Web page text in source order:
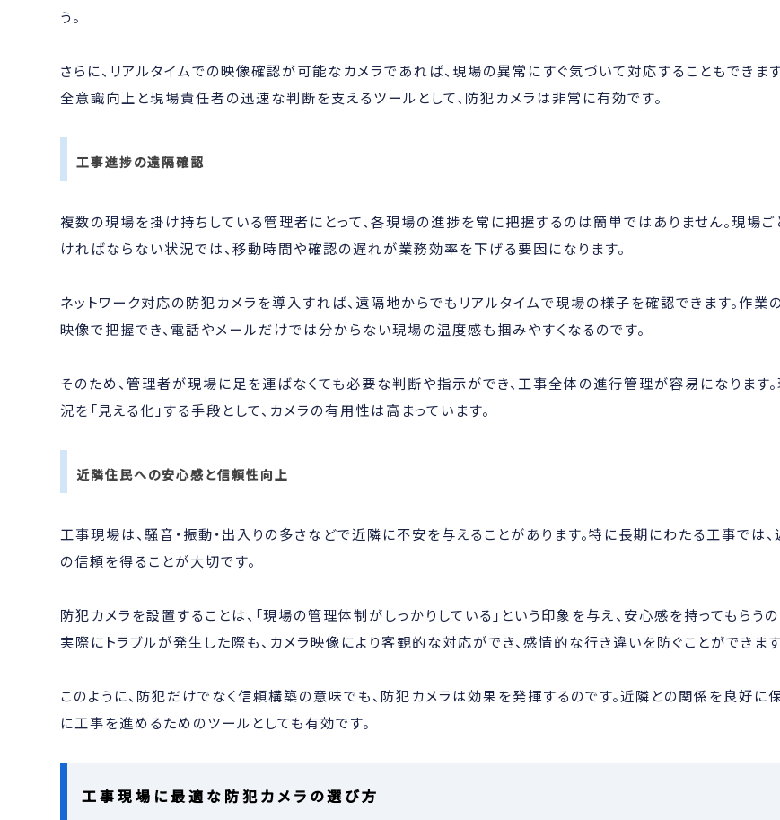
う。
さらに、リアルタイムでの映像確認が可能なカメラであれば、現場の異常にすぐ気づいて対応することもできま
全意識向上と現場責任者の迅速な判断を支えるツールとして、防犯カメラは非常に有効です。
工事進捗の遠隔確認
複数の現場を掛け持ちしている管理者にとって、各現場の進捗を常に把握するのは簡単ではありません。現場
ければならない状況では、移動時間や確認の遅れが業務効率を下げる要因になります。
ネットワーク対応の防犯カメラを導入すれば、遠隔地からでもリアルタイムで現場の様子を確認できます。作業
映像で把握でき、電話やメールだけでは分からない現場の温度感も掴みやすくなるのです。
そのため、管理者が現場に足を運ばなくても必要な判断や指示ができ、工事全体の進行管理が容易になります
況を「見える化」する手段として、カメラの有用性は高まっています。
近隣住民への安心感と信頼性向上
工事現場は、騒音・振動・出入りの多さなどで近隣に不安を与えることがあります。特に長期にわたる工事では
の信頼を得ることが大切です。
防犯カメラを設置することは、「現場の管理体制がしっかりしている」という印象を与え、安心感を持ってもらうの
実際にトラブルが発生した際も、カメラ映像により客観的な対応ができ、感情的な行き違いを防ぐことができます
このように、防犯だけでなく信頼構築の意味でも、防犯カメラは効果を発揮するのです。近隣との関係を良好に
に工事を進めるためのツールとしても有効です。
工事現場に最適な防犯カメラの選び方